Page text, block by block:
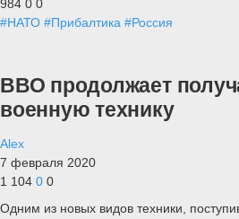
984 0 0
#НАТО #Прибалтика #Россия
ВВО продолжает
военную технику
Alex
7 февраля 2020
1 104 0 0
Одним из новых видов техники,